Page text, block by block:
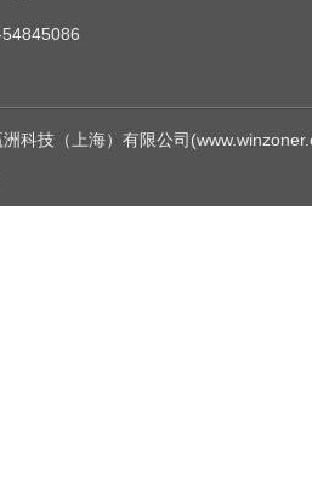
洲科技（上海）有限公司